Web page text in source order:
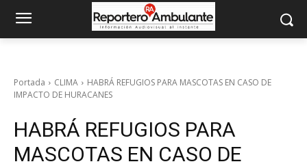
Portada CLIMA
HABRÁ REFUGIOS PARA MASCOTAS EN CASO DE
IMPACTO DE HURACANES
HABRÁ REFUGIOS PARA
MASCOTAS EN CASO DE